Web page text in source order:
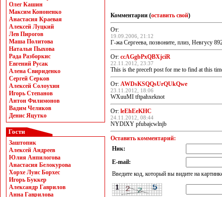
Олег Кашин
Максим Кононенко
Анастасия Краевая
Алексей Луцкий
Лев Пирогов
Маша Политова
Наталья Пыхова
Рада Разборкис
Евгений Русак
Алена Свириденко
Сергей Серков
Алексей Солоухин
Игорь Степанов
Антон Филимонов
Вадим Челиков
Денис Яцутко
Гости
Заштопик
Алексей Андреев
Юлия Анпилогова
Анастасия Белокурова
Хорхе Луис Борхес
Игорь Буккер
Александр Гаврилов
Анна Гаврилова
Комментарии (оставить свой)
От:
19.09.2006, 21:12
Г-жа Сергеева, позвоните, плиз, Невгусу
От: ccAGgbPxQBXjciR
22.11.2012, 23:37
This is the preceft post for me to find at this
От: AWDsKSQQsUrQUkQwe
23.11.2012, 18:06
WXuuMI tftpahxeknot
От: leEhEeKHC
24.11.2012, 08:44
NYDlXY pfubajcwlnjb
Оставить комментарий:
Ник:
E-mail:
Введите код, который вы видите на